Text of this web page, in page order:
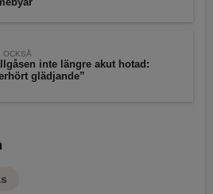
OCKSÅ
inte längre akut hotad:
glädjande”